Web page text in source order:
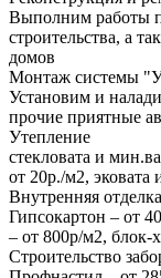
Выполним работы
строительства, а
домов
Монтаж системы
Установим и
прочие приятные
Утепление
стекловата и
от 20р./м2, эковата
Внутренняя отделка
Гипсокартон – от
– от 800р/м2, блок-
Строительство